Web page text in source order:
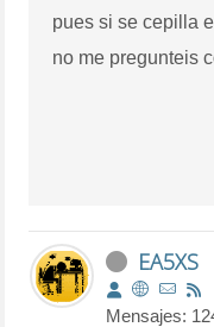
pues si se cepilla
no me pregunteis
EA5XS
Mensajes: